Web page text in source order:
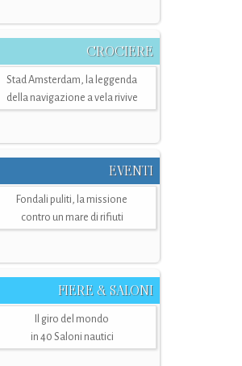
CROCIERE
Stad Amsterdam, la leggenda
della navigazione a vela rivive
EVENTI
Fondali puliti, la missione
contro un mare di rifiuti
FIERE & SALONI
Il giro del mondo
in 40 Saloni nautici